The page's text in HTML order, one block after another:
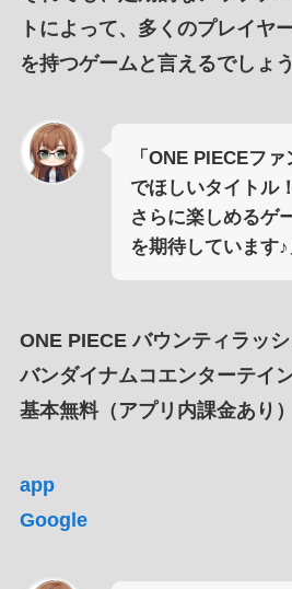
ト によって、 多くのプレイヤ
を持つゲーム と言えるでしょ
「ONE PIECEフ
でほしいタイトル
さらに楽しめるゲ
を期待しています♪
ONE PIECE バウンティラッシ
バンダイナムコエンターテイ
基本無料（アプリ内課金あり）
app
Google